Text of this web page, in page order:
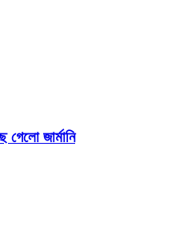
জার্মানি